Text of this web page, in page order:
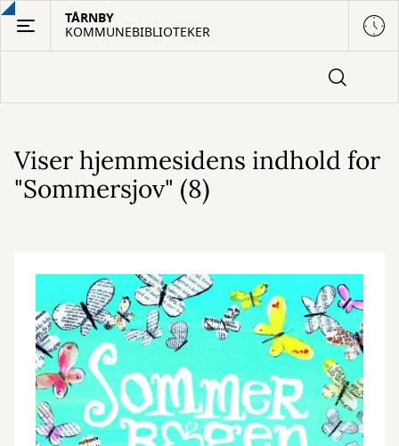
Gå
hovedindhold
TÅRNBY
KOMMUNEBIBLIOTEKER
Viser hjemmesidens indhold for
"Sommersjov" (8)